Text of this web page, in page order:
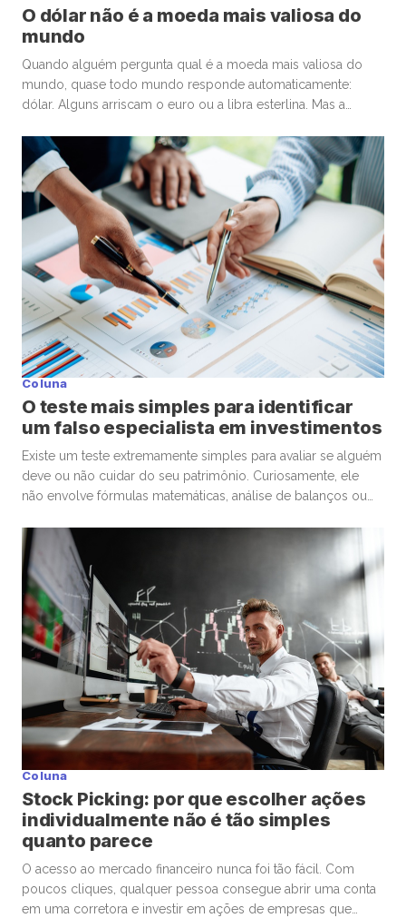
O dólar não é a moeda mais valiosa do
mundo
Quando alguém pergunta qual é a moeda mais valiosa do
mundo, quase todo mundo responde automaticamente:
dólar. Alguns arriscam o euro ou a libra esterlina. Mas a
nominal frente ao dólar é o dinar kuwaitiano (KWD). Hoje, um
único dinar vale aproximadamente US$ 3,27 dólares, ou algo
[…]
Coluna
O teste mais simples para identificar
um falso especialista em investimentos
Existe um teste extremamente simples para avaliar se alguém
deve ou não cuidar do seu patrimônio. Curiosamente, ele
não envolve fórmulas matemáticas, análise de balanços ou
mais básica: “Se eu precisasse escolher um médico para
uma cirurgia delicada, levaria em conta os mesmos critérios
que estou utilizando […]
Coluna
Stock Picking: por que escolher ações
individualmente não é tão simples
quanto parece
O acesso ao mercado financeiro nunca foi tão fácil. Com
poucos cliques, qualquer pessoa consegue abrir uma conta
em uma corretora e investir em ações de empresas que